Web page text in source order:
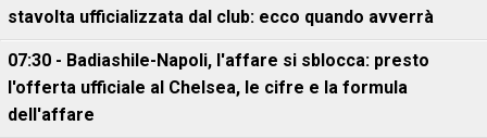
stavolta ufficializzata dal club: ecco quando avverrà
07:30 - Badiashile-Napoli, l'affare si sblocca: presto
l'offerta ufficiale al Chelsea, le cifre e la formula
dell'affare